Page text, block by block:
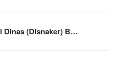
Dinas (Disnaker) B…